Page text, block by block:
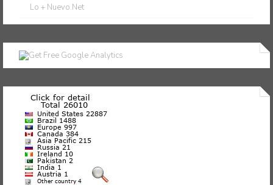
Lo + Nuevo.Net